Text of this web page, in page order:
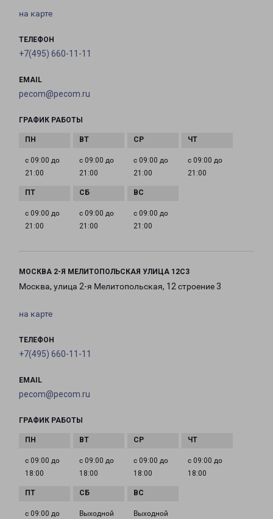
на карте
ТЕЛЕФОН
+7(495) 660-11-11
EMAIL
pecom@pecom.ru
ГРАФИК РАБОТЫ
с 09:00 до
21:00
с 09:00 до
21:00
с 09:00 до
21:00
с 09:00 до
21:00
с 09:00 до
21:00
с 09:00 до
21:00
с 09:00 до
21:00
МОСКВА 2-Я МЕЛИТОПОЛЬСКАЯ УЛИЦА 12С3
Москва, улица 2-я Мелитопольская, 12 строение 3
на карте
ТЕЛЕФОН
+7(495) 660-11-11
EMAIL
pecom@pecom.ru
ГРАФИК РАБОТЫ
с 09:00 до
18:00
с 09:00 до
18:00
с 09:00 до
18:00
с 09:00 до
18:00
с 09:00 до
Выходной Выходной